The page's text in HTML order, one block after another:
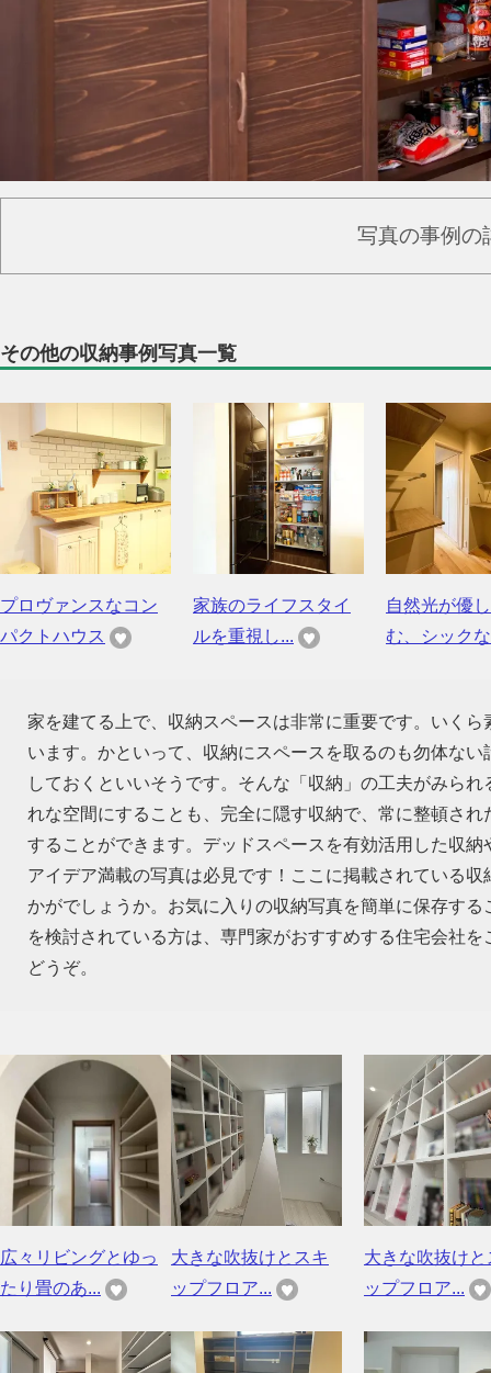
写真の事例の
その他の収納事例写真一覧
プロヴァンスなコン
パクトハウス
家族のライフスタイ
ルを重視し...
自然光が優
む、シック
家を建てる上で、収納スペースは非常に重要です。いく
います。かといって、収納にスペースを取るのも勿体な
しておくといいそうです。そんな「収納」の工夫がみら
れな空間にすることも、完全に隠す収納で、常に整頓さ
することができます。デッドスペースを有効活用した収
アイデア満載の写真は必見です！ここに掲載されている
かがでしょうか。お気に入りの収納写真を簡単に保存す
を検討されている方は、専門家がおすすめする住宅会社
どうぞ。
広々リビングとゆっ
たり畳のあ...
大きな吹抜けとスキ
ップフロア...
大きな吹抜けと
ップフロア...